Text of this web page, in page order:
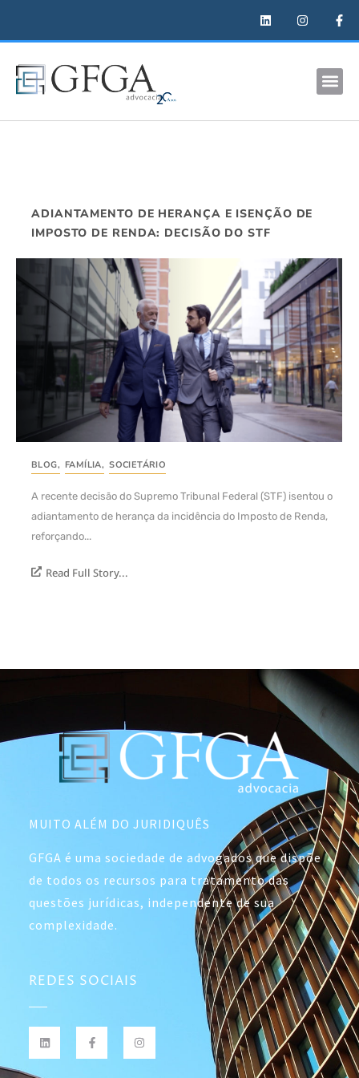
ADIANTAMENTO DE HERANÇA E ISENÇÃO DE
IMPOSTO DE RENDA: DECISÃO DO STF
BLOG, FAMÍLIA, SOCIETÁRIO
A recente decisão do Supremo Tribunal Federal (STF) isentou o
adiantamento de herança da incidência do Imposto de Renda,
reforçando...
Read Full Story...
MUITO ALÉM DO JURIDIQUÊS
GFGA é uma sociedade de advogados que dispõe
de todos os recursos para tratamento das
questões jurídicas, independente de sua
complexidade.
REDES SOCIAIS